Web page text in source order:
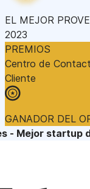
EL MEJOR
2023
PREMIOS
Centro de
Cliente
GANADOR DEL
- Mejor startup